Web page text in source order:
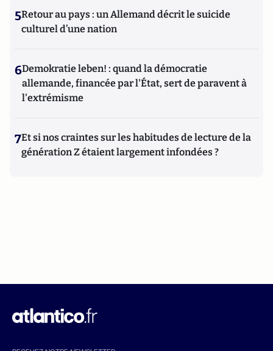
5Retour au pays : un Allemand décrit le suicide
culturel d’une nation
6Demokratie leben! : quand la démocratie
allemande, financée par l'État, sert de paravent à
l'extrémisme
7Et si nos craintes sur les habitudes de lecture de la
génération Z étaient largement infondées ?